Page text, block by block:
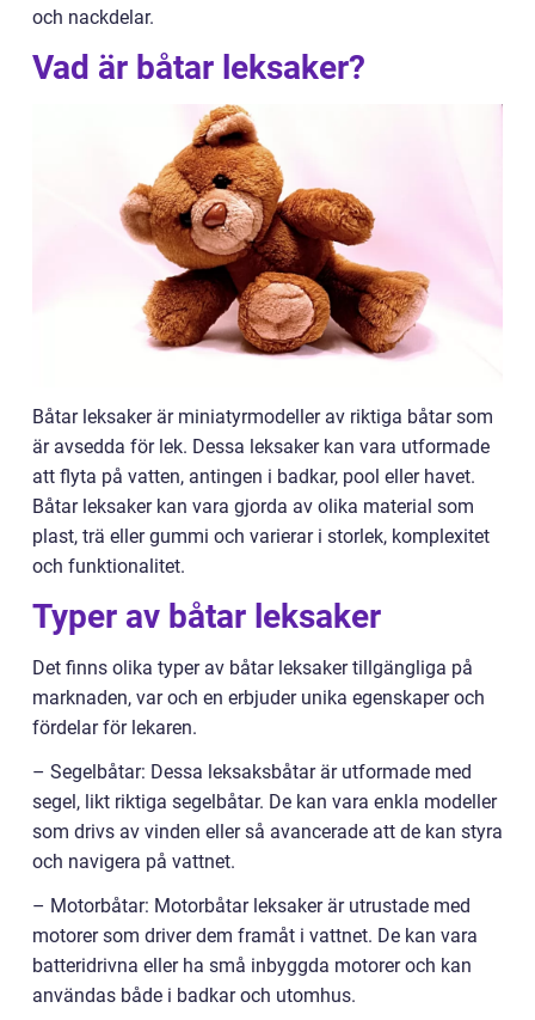
och nackdelar.
Vad är båtar leksaker?
Båtar leksaker är miniatyrmodeller av riktiga båtar som
är avsedda för lek. Dessa leksaker kan vara utformade
att flyta på vatten, antingen i badkar, pool eller havet.
Båtar leksaker kan vara gjorda av olika material som
plast, trä eller gummi och varierar i storlek, komplexitet
och funktionalitet.
Typer av båtar leksaker
Det finns olika typer av båtar leksaker tillgängliga på
marknaden, var och en erbjuder unika egenskaper och
fördelar för lekaren.
– Segelbåtar: Dessa leksaksbåtar är utformade med
segel, likt riktiga segelbåtar. De kan vara enkla modeller
som drivs av vinden eller så avancerade att de kan styra
och navigera på vattnet.
– Motorbåtar: Motorbåtar leksaker är utrustade med
motorer som driver dem framåt i vattnet. De kan vara
batteridrivna eller ha små inbyggda motorer och kan
användas både i badkar och utomhus.